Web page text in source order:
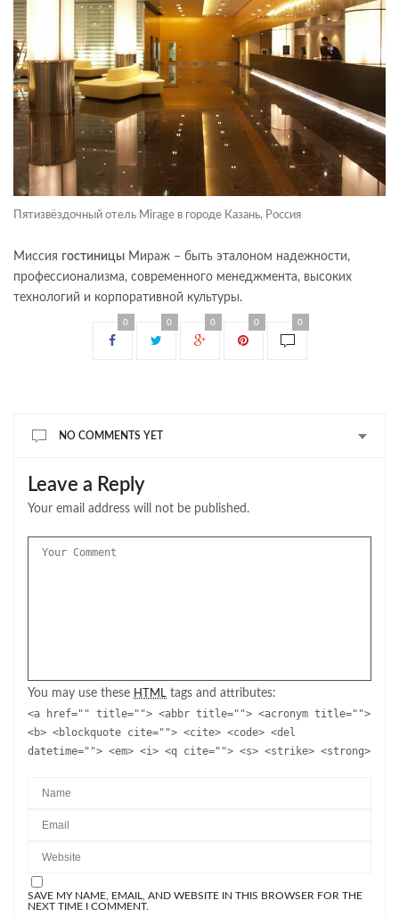
Пятизвёздочный отель Mirage в городе Казань, Россия
Миссия гостиницы Мираж – быть эталоном надежности,
профессионализма, современного менеджмента, высоких
технологий и корпоративной культуры.
0 0 0 0 0
NO COMMENTS YET
Leave a Reply
Your email address will not be published.
You may use these HTML tags and attributes:
<a href="" title=""> <abbr title=""> <acronym title="">
<b> <blockquote cite=""> <cite> <code> <del
datetime=""> <em> <i> <q cite=""> <s> <strike> <strong>
SAVE MY NAME, EMAIL, AND WEBSITE IN THIS BROWSER FOR THE
NEXT TIME I COMMENT.